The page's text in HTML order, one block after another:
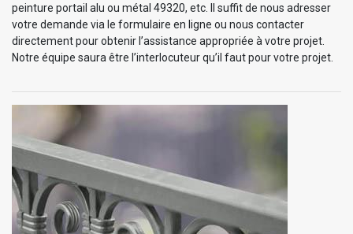
peinture portail alu ou métal 49320, etc. Il suffit de nous adresser
votre demande via le formulaire en ligne ou nous contacter
directement pour obtenir l’assistance appropriée à votre projet.
Notre équipe saura être l’interlocuteur qu’il faut pour votre projet.